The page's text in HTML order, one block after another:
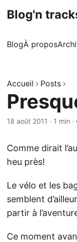
Blog'n
BlogÀ propos
Accueil Posts
18 août 2011 · 1 min ·
Comme dirait
heu près!
Le vélo et les
semblent
partir à
Ce moment